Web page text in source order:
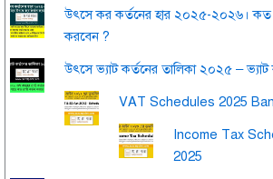
উৎসে কর কর্তনের হার ২০২৫-২০২৬। কত
করবেন ?
উৎসে ভ্যাট কর্তনের তালিকা ২০২৫ –
VAT Schedules 2025
Income Tax
2025